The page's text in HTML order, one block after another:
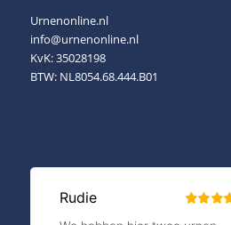
Urnenonline.nl
info@urnenonline.nl
KvK: 35028198
BTW: NL8054.68.444.B01